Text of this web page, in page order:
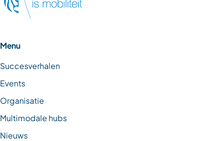
Menu
Succesverhalen
Events
Organisatie
Multimodale hubs
Nieuws